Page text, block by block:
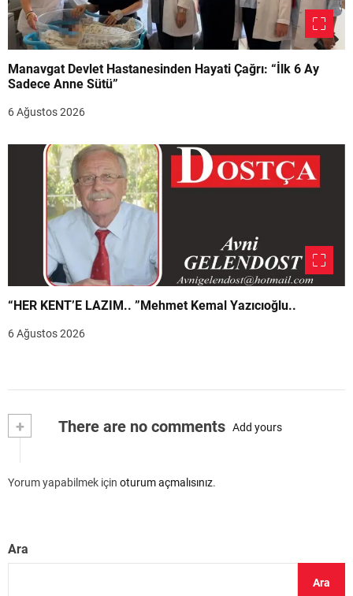
Manavgat Devlet Hastanesinden Hayati Çağrı: “İlk 6 Ay
Sadece Anne Sütü”
6 Ağustos 2026
“HER KENT’E LAZIM.. ”Mehmet Kemal Yazıcıoğlu..
6 Ağustos 2026
+ There are no comments Add yours
Yorum yapabilmek için oturum açmalısınız.
Ara
Ara